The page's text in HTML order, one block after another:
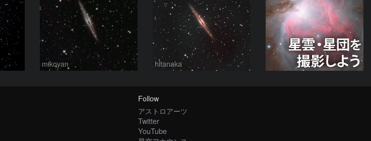
mikoyan hltanaka
Follow
アストロアーツ
Twitter
YouTube